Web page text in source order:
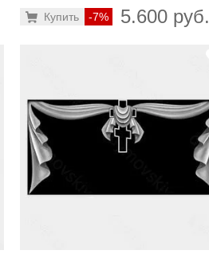
-7% 5.600 руб.
Купить